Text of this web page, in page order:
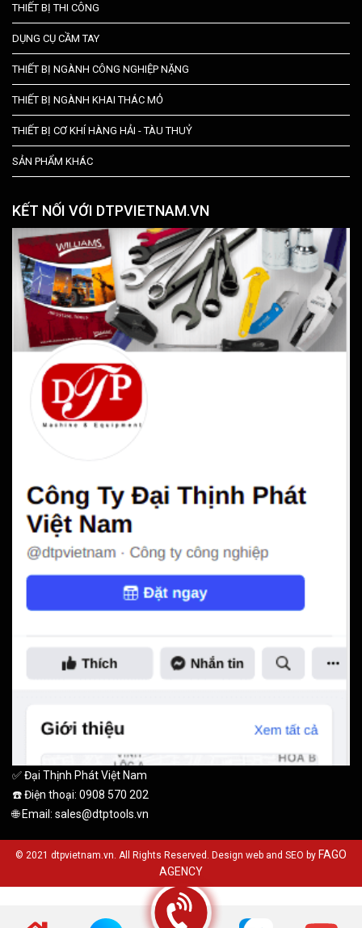
THIẾT BỊ THI CÔNG
DỤNG CỤ CẦM TAY
THIẾT BỊ NGÀNH CÔNG NGHIỆP NẶNG
THIẾT BỊ NGÀNH KHAI THÁC MỎ
THIẾT BỊ CƠ KHÍ HÀNG HẢI - TÀU THUỶ
SẢN PHẨM KHÁC
KẾT NỐI VỚI DTPVIETNAM.VN
✅ Đại Thịnh Phát Việt Nam
☎️ Điện thoại: 0908 570 202
🌐 Email: sales@dtptools.vn
© 2021 dtpvietnam.vn. All Rights Reserved. Design web and SEO by FAGO
AGENCY